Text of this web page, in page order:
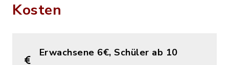
Kosten
Erwachsene 6€, Schüler ab 10